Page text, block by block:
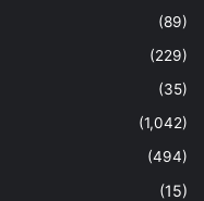
(89)
(229)
(35)
(1,042)
(494)
(15)